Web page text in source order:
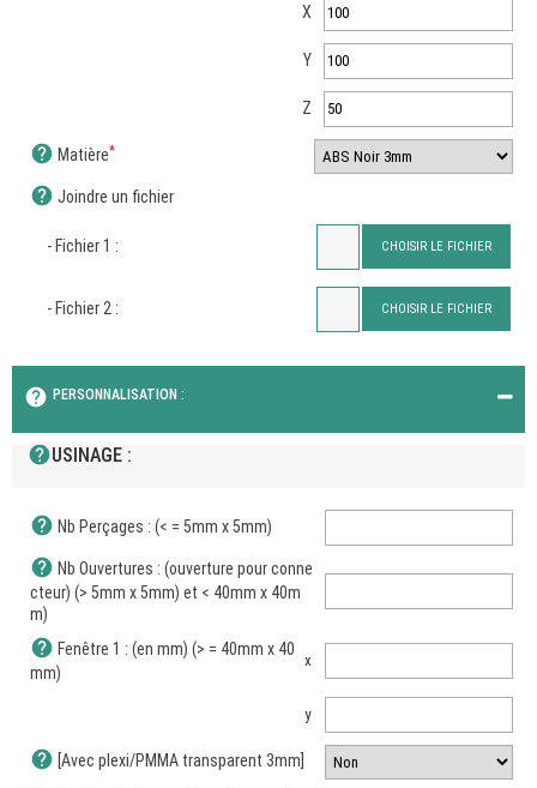
X
Y
Z
help Matière*
help Joindre un fichier
- Fichier 1 : CHOISIR LE FICHIER
- Fichier 2 : CHOISIR LE FICHIER
help PERSONNALISATION :
helpUSINAGE :
help Nb Perçages : (< = 5mm x 5mm)
help Nb Ouvertures : (ouverture pour conne
cteur) (> 5mm x 5mm) et < 40mm x 40m
m)
help Fenêtre 1 : (en mm) (> = 40mm x 40
mm)
x
y
help [Avec plexi/PMMA transparent 3mm]